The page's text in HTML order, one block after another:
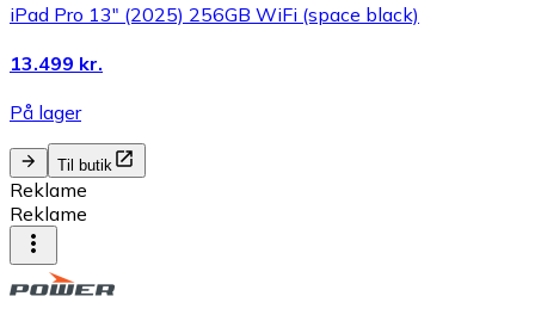
iPad Pro 13" (2025) 256GB WiFi (space black)
13.499 kr.
På lager
Til butik
Reklame
Reklame